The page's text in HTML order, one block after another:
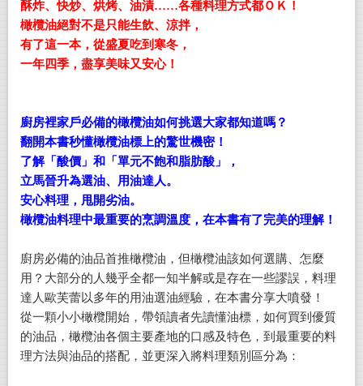
酥炸、快炒、烘烤、油漬……各種料理方式都ＯＫ！
橄欖油絕對不是只能生飲、涼拌，
有了這一本，從盛夏吃到寒冬，
一年四季，盡享美味又安心！
廚房裡家戶必備的橄欖油如何挑選大家都知道嗎？
翻開本書秒懂橄欖油標上的驚世機密！
了解「酸價」和「單元不飽和脂肪酸」，
立馬晉升為選油、用油達人。
安心料理，甩開劣油。
橄欖油料理中最重要的烹調溫度，在本書有了完美的理解！
廚房必備的油品首推橄欖油，但橄欖油該如何選購、怎麼
用？大部分的人幾乎全都一知半解或是存在一些謬誤，料理
達人歐芙蕾以多年的用油選油經驗，在本書分享大噴發！
從一顆小小橄欖開始，帶領讀者先讀懂油標，如何買到優質
的油品，橄欖油各個主要產地的口感及特色，到最重要的料
理方法與油品的搭配，並更深入將料理類別區分為：